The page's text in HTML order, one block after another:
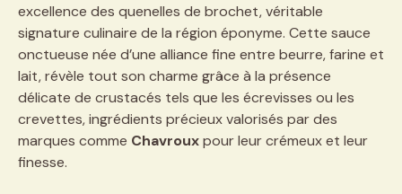
excellence des quenelles de brochet, véritable
signature culinaire de la région éponyme. Cette sauce
onctueuse née d’une alliance fine entre beurre, farine et
lait, révèle tout son charme grâce à la présence
délicate de crustacés tels que les écrevisses ou les
crevettes, ingrédients précieux valorisés par des
marques comme Chavrouxpour leur crémeux et leur
finesse.